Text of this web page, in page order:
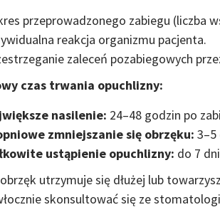
przeprowadzonego zabiegu (liczba
reakcja organizmu pacjenta.
zaleceń pozabiegowych
czas trwania opuchlizny:
nasilenie: 24–48 godzin po
zmniejszanie się obrzęku: 3–5
ustąpienie opuchlizny: do 7
utrzymuje się dłużej lub
skonsultować się ze